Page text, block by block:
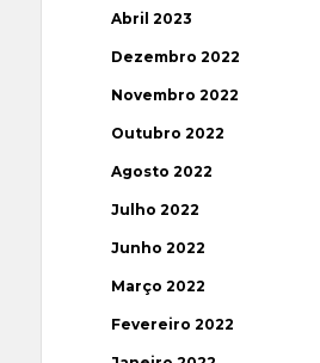
Abril 2023
Dezembro 2022
Novembro 2022
Outubro 2022
Agosto 2022
Julho 2022
Junho 2022
Março 2022
Fevereiro 2022